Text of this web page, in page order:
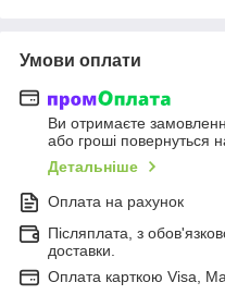
Умови оплати
Ви отримаєте
або гроші повернуться
Детальніше
Оплата на рахунок
Післяплата, з
доставки.
Оплата карткою Visa,